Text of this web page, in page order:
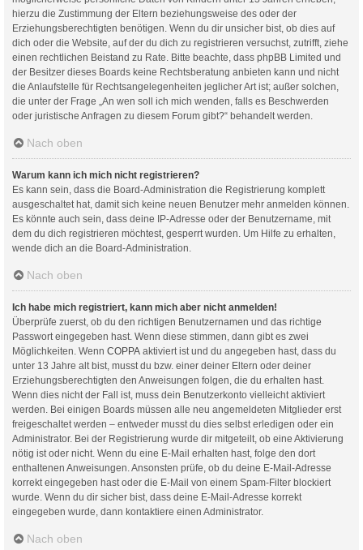
hierzu die Zustimmung der Eltern beziehungsweise des oder der
Erziehungsberechtigten benötigen. Wenn du dir unsicher bist, ob dies auf
dich oder die Website, auf der du dich zu registrieren versuchst, zutrifft, ziehe
einen rechtlichen Beistand zu Rate. Bitte beachte, dass phpBB Limited und
der Besitzer dieses Boards keine Rechtsberatung anbieten kann und nicht
die Anlaufstelle für Rechtsangelegenheiten jeglicher Art ist; außer solchen,
die unter der Frage „An wen soll ich mich wenden, falls es Beschwerden
oder juristische Anfragen zu diesem Forum gibt?“ behandelt werden.
Nach oben
Warum kann ich mich nicht registrieren?
Es kann sein, dass die Board-Administration die Registrierung komplett
ausgeschaltet hat, damit sich keine neuen Benutzer mehr anmelden können.
Es könnte auch sein, dass deine IP-Adresse oder der Benutzername, mit
dem du dich registrieren möchtest, gesperrt wurden. Um Hilfe zu erhalten,
wende dich an die Board-Administration.
Nach oben
Ich habe mich registriert, kann mich aber nicht anmelden!
Überprüfe zuerst, ob du den richtigen Benutzernamen und das richtige
Passwort eingegeben hast. Wenn diese stimmen, dann gibt es zwei
Möglichkeiten. Wenn COPPA aktiviert ist und du angegeben hast, dass du
unter 13 Jahre alt bist, musst du bzw. einer deiner Eltern oder deiner
Erziehungsberechtigten den Anweisungen folgen, die du erhalten hast.
Wenn dies nicht der Fall ist, muss dein Benutzerkonto vielleicht aktiviert
werden. Bei einigen Boards müssen alle neu angemeldeten Mitglieder erst
freigeschaltet werden – entweder musst du dies selbst erledigen oder ein
Administrator. Bei der Registrierung wurde dir mitgeteilt, ob eine Aktivierung
nötig ist oder nicht. Wenn du eine E-Mail erhalten hast, folge den dort
enthaltenen Anweisungen. Ansonsten prüfe, ob du deine E-Mail-Adresse
korrekt eingegeben hast oder die E-Mail von einem Spam-Filter blockiert
wurde. Wenn du dir sicher bist, dass deine E-Mail-Adresse korrekt
eingegeben wurde, dann kontaktiere einen Administrator.
Nach oben